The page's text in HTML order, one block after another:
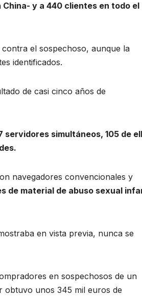
y a 440 clientes en todo el
el sospechoso, aunque la
identificados.
de casi cinco años de
servidores simultáneos, 105 de
navegadores convencionales y
de material de abuso sexual
en vista previa, nunca se
en sospechosos de un
obtuvo unos 345 mil euros de